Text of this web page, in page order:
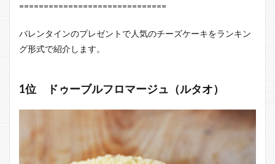
==============================
バレンタインのプレゼントで人気のチーズケーキをランキン
グ形式で紹介します。
1位 ドゥーブルフロマージュ（ルタオ）